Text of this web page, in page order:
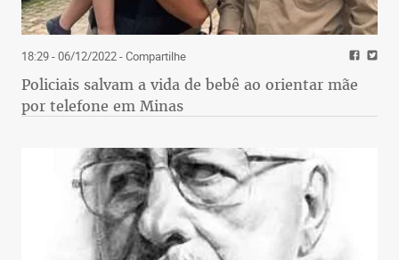
18:29 - 06/12/2022- Compartilhe
Policiais salvam a vida de bebê ao orientar mãe
por telefone em Minas